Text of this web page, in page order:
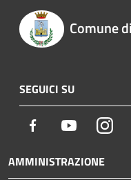
Comune
SEGUICI SU
Facebook Youtube
AMMINISTRAZIONE